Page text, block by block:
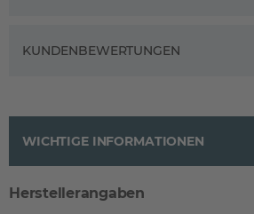
KUNDENBEWERTUNGEN
WICHTIGE INFORMATIONEN
Herstellerangaben